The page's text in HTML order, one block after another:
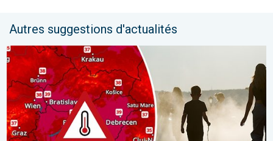
Autres suggestions d'actualités
Des températures supérieures à 40°C. Canicule Europe de